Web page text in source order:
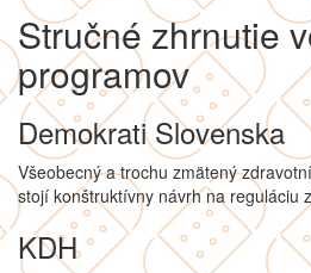
Stručné zhrnutie
programov
Demokrati Slovenska
Všeobecný a trochu zmätený
stojí konštruktívny návrh na reguláciu
KDH